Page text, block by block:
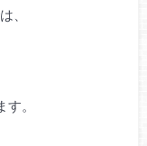
、
。